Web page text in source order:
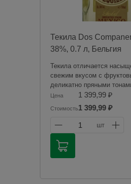
Текила Dos
38%, 0.7 л, Бельгия
Текила отличается
свежим вкусом с
деликатно пряными
выразительным
аромат с приятными
тонами, оттенками агавы
Продажа алкогольной
дистанционным способом
соответствии с
Российской Федерации.
продукции. Товары из
Цена 1 399,99 ₽
Стоимость1 399,99 ₽
1 шт